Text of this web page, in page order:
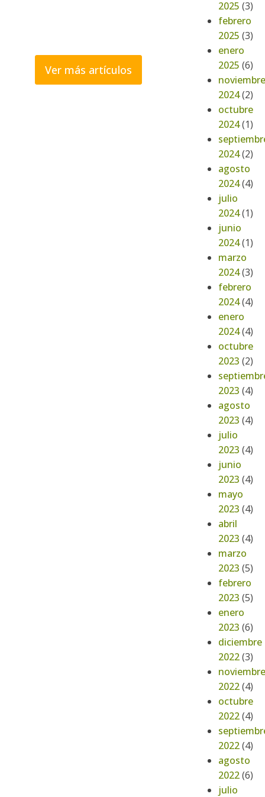
Ver más artículos
2025 (3)
febrero
2025 (3)
enero
2025 (6)
noviembre
2024(2)
octubre
2024(1)
2024(2)
agosto
2024(4)
julio
2024(1)
junio
2024(1)
marzo
2024(3)
febrero
2024(4)
enero
2024(4)
octubre
2023 (2)
2023 (4)
agosto
2023 (4)
julio
2023 (4)
junio
2023 (4)
mayo
2023 (4)
abril
2023 (4)
marzo
2023 (5)
febrero
2023 (5)
enero
2023 (6)
diciembre
2022(3)
noviembre
2022(4)
octubre
2022(4)
2022(4)
agosto
2022(6)
julio